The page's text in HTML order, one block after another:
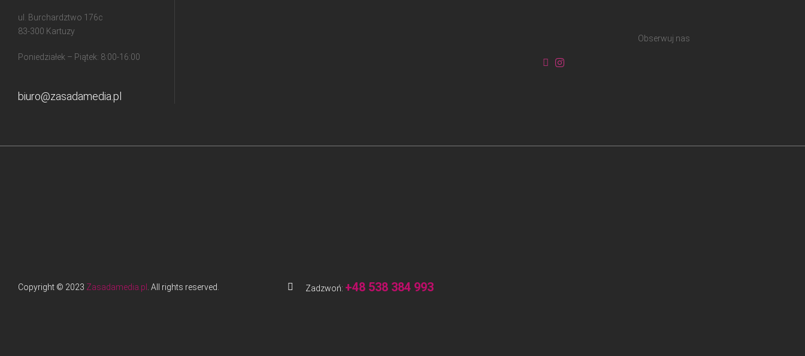
ul. Burchardztwo 176c
83-300 Kartuzy
Poniedziałek – Piątek: 8:00-16:00
biuro@zasadamedia.pl
Obserwuj nas
Copyright © 2023 Zasadamedia.pl . All rights reserved. Zadzwoń: +48 538 384 993